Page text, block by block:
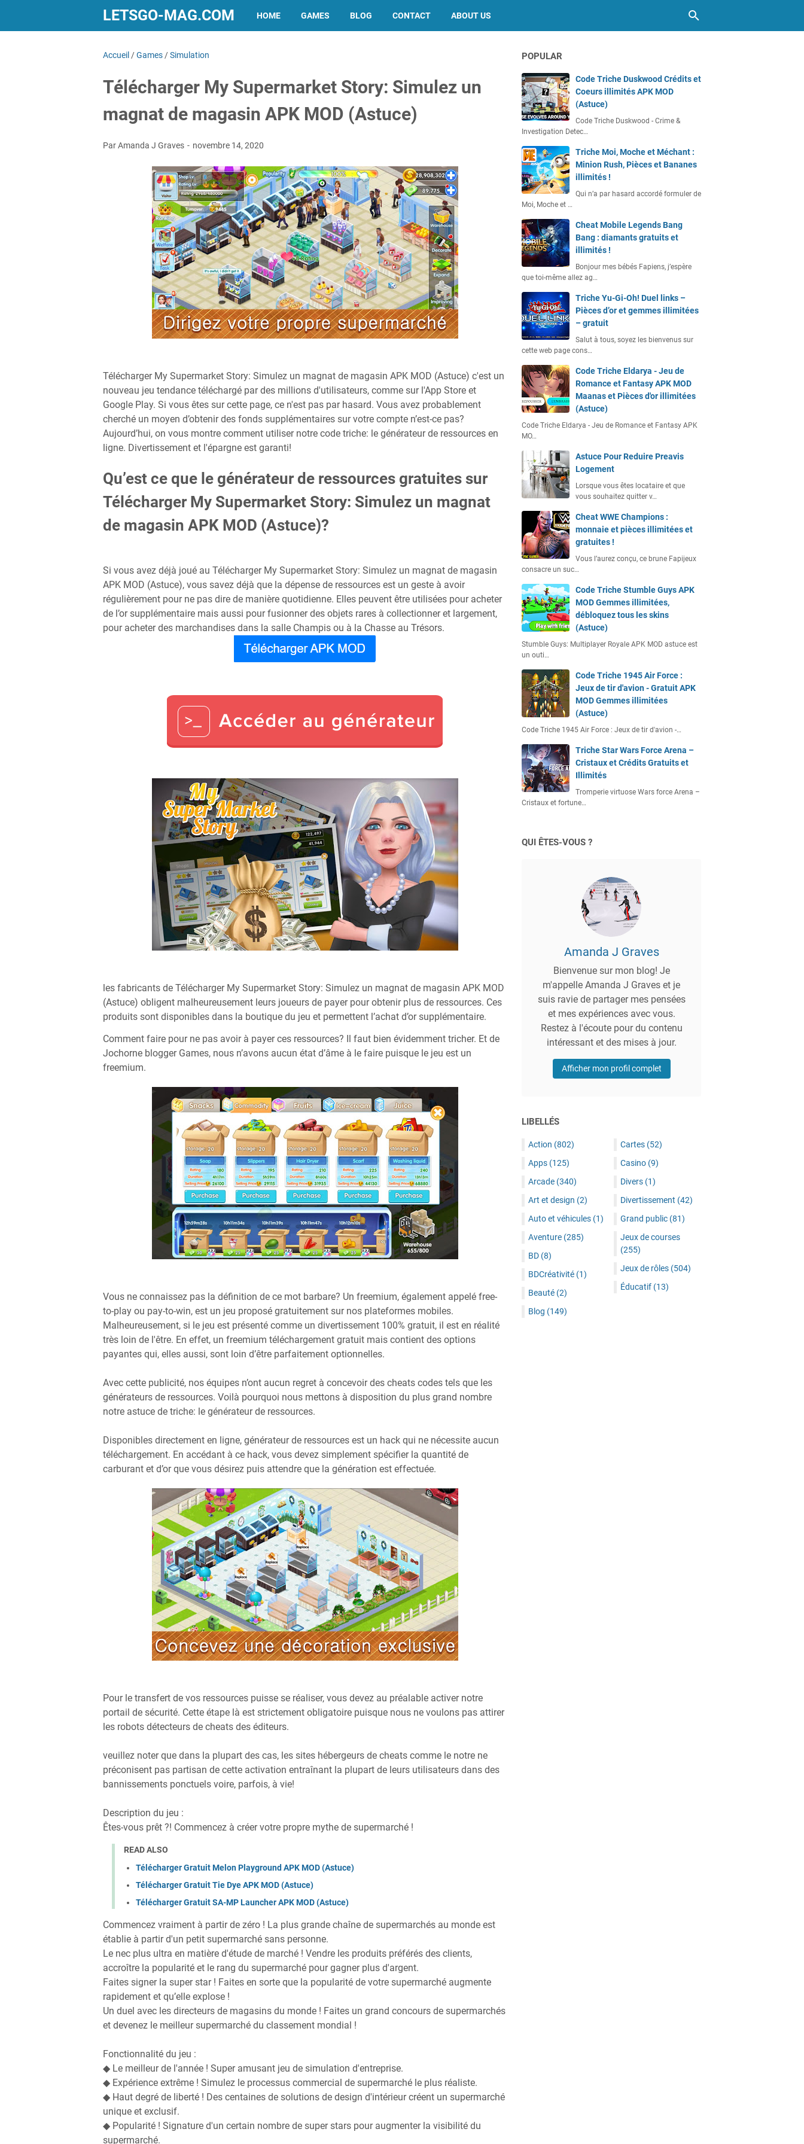
LETSGO-MAG.COM HOME GAMES BLOG CONTACT ABOUT US
Accueil /Games /Simulation
Télécharger My Supermarket Story: Simulez un
magnat de magasin APK MOD (Astuce)
Par Amanda J Graves novembre 14, 2020
Télécharger My Supermarket Story: Simulez un magnat de magasin APK MOD (Astuce) c'est un
nouveau jeu tendance téléchargé par des millions d'utilisateurs, comme sur l'App Store et
Google Play. Si vous êtes sur cette page, ce n'est pas par hasard. Vous avez probablement
cherché un moyen d’obtenir des fonds supplémentaires sur votre compte n’est-ce pas?
Aujourd’hui, on vous montre comment utiliser notre code triche: le générateur de ressources en
ligne. Divertissement et l'épargne est garanti!
Qu’est ce que le générateur de ressources gratuites sur
Télécharger My Supermarket Story: Simulez un magnat
de magasin APK MOD (Astuce)?
Si vous avez déjà joué au Télécharger My Supermarket Story: Simulez un magnat de magasin
APK MOD (Astuce), vous savez déjà que la dépense de ressources est un geste à avoir
régulièrement pour ne pas dire de manière quotidienne. Elles peuvent être utilisées pour acheter
de l’or supplémentaire mais aussi pour fusionner des objets rares à collectionner et largement,
pour acheter des marchandises dans la salle Champis ou à la Chasse au Trésors.
les fabricants de Télécharger My Supermarket Story: Simulez un magnat de magasin APK MOD
(Astuce) obligent malheureusement leurs joueurs de payer pour obtenir plus de ressources. Ces
produits sont disponibles dans la boutique du jeu et permettent l’achat d’or supplémentaire.
Comment faire pour ne pas avoir à payer ces ressources? Il faut bien évidemment tricher. Et de
Jochorne blogger Games, nous n’avons aucun état d’âme à le faire puisque le jeu est un
freemium.
Vous ne connaissez pas la définition de ce mot barbare? Un freemium, également appelé free-
to-play ou pay-to-win, est un jeu proposé gratuitement sur nos plateformes mobiles.
Malheureusement, si le jeu est présenté comme un divertissement 100% gratuit, il est en réalité
très loin de l'être. En effet, un freemium téléchargement gratuit mais contient des options
payantes qui, elles aussi, sont loin d’être parfaitement optionnelles.
Avec cette publicité, nos équipes n’ont aucun regret à concevoir des cheats codes tels que les
générateurs de ressources. Voilà pourquoi nous mettons à disposition du plus grand nombre
notre astuce de triche: le générateur de ressources.
Disponibles directement en ligne, générateur de ressources est un hack qui ne nécessite aucun
téléchargement. En accédant à ce hack, vous devez simplement spécifier la quantité de
carburant et d’or que vous désirez puis attendre que la génération est effectuée.
Pour le transfert de vos ressources puisse se réaliser, vous devez au préalable activer notre
portail de sécurité. Cette étape là est strictement obligatoire puisque nous ne voulons pas attirer
les robots détecteurs de cheats des éditeurs.
veuillez noter que dans la plupart des cas, les sites hébergeurs de cheats comme le notre ne
préconisent pas partisan de cette activation entraînant la plupart de leurs utilisateurs dans des
bannissements ponctuels voire, parfois, à vie!
Description du jeu :
Êtes-vous prêt ?! Commencez à créer votre propre mythe de supermarché !
READ ALSO
Télécharger Gratuit Melon Playground APK MOD (Astuce)
Télécharger Gratuit Tie Dye APK MOD (Astuce)
Télécharger Gratuit SA-MP Launcher APK MOD (Astuce)
Commencez vraiment à partir de zéro ! La plus grande chaîne de supermarchés au monde est
établie à partir d'un petit supermarché sans personne.
Le nec plus ultra en matière d'étude de marché ! Vendre les produits préférés des clients,
accroître la popularité et le rang du supermarché pour gagner plus d'argent.
Faites signer la super star ! Faites en sorte que la popularité de votre supermarché augmente
rapidement et qu’elle explose !
Un duel avec les directeurs de magasins du monde ! Faites un grand concours de supermarchés
et devenez le meilleur supermarché du classement mondial !
Fonctionnalité du jeu :
◆ Le meilleur de l'année ! Super amusant jeu de simulation d'entreprise.
◆ Expérience extrême ! Simulez le processus commercial de supermarché le plus réaliste.
◆ Haut degré de liberté ! Des centaines de solutions de design d'intérieur créent un supermarché
unique et exclusif.
◆ Popularité ! Signature d'un certain nombre de super stars pour augmenter la visibilité du
supermarché.
POPULAR
Code Triche Duskwood Crédits et
Coeurs illimités APK MOD
(Astuce)
Code Triche Duskwood - Crime &
Investigation Detec…
Triche Moi, Moche et Méchant :
Minion Rush, Pièces et Bananes
illimités !
Qui n’a par hasard accordé formuler de
Moi, Moche et …
Cheat Mobile Legends Bang
Bang : diamants gratuits et
illimités !
Bonjour mes bébés Fapiens, j’espère
que toi-même allez ag…
Triche Yu-Gi-Oh! Duel links –
Pièces d’or et gemmes illimitées
– gratuit
Salut à tous, soyez les bienvenus sur
cette web page cons…
Code Triche Eldarya - Jeu de
Romance et Fantasy APK MOD
Maanas et Pièces d'or illimitées
(Astuce)
Code Triche Eldarya - Jeu de Romance et Fantasy APK
MO…
Astuce Pour Reduire Preavis
Logement
Lorsque vous êtes locataire et que
vous souhaitez quitter v…
Cheat WWE Champions :
monnaie et pièces illimitées et
gratuites !
Vous l’aurez conçu, ce brune Fapijeux
consacre un suc…
Code Triche Stumble Guys APK
MOD Gemmes illimitées,
débloquez tous les skins
(Astuce)
Stumble Guys: Multiplayer Royale APK MOD astuce est
un outi…
Code Triche 1945 Air Force :
Jeux de tir d'avion - Gratuit APK
MOD Gemmes illimitées
(Astuce)
Code Triche 1945 Air Force : Jeux de tir d'avion -…
Triche Star Wars Force Arena –
Cristaux et Crédits Gratuits et
Illimités
Tromperie virtuose Wars force Arena –
Cristaux et fortune…
QUI ÊTES-VOUS ?
Amanda J Graves
Bienvenue sur mon blog! Je
m'appelle Amanda J Graves et je
suis ravie de partager mes pensées
et mes expériences avec vous.
Restez à l'écoute pour du contenu
intéressant et des mises à jour.
Afficher mon profil complet
LIBELLÉS
Action (802)
Apps (125)
Arcade (340)
Art et design (2)
Auto et véhicules (1)
Aventure (285)
BD (8)
BDCréativité (1)
Beauté (2)
Blog (149)
Cartes (52)
Casino (9)
Divers (1)
Divertissement (42)
Grand public (81)
Jeux de courses
(255)
Jeux de rôles (504)
Éducatif (13)